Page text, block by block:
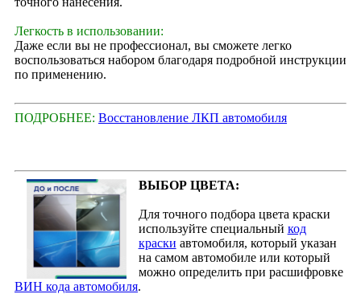
Легкость в использовании:
Даже если вы не профессионал, вы сможете легко
воспользоваться набором благодаря подробной инструкции
по применению.
ПОДРОБНЕЕ: Восстановление ЛКП автомобиля
ВЫБОР ЦВЕТА:
Для точного подбора цвета краски
используйте специальный код
краски автомобиля, который указан
на самом автомобиле или который
можно определить при расшифровке
ВИН кода автомобиля.